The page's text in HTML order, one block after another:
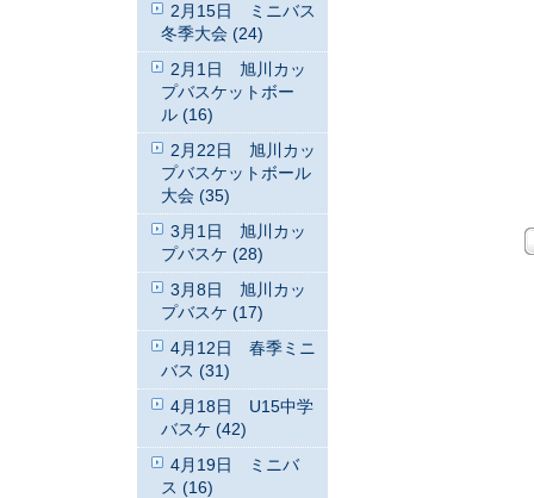
2月15日 ミニバス
冬季大会 (24)
2月1日 旭川カッ
プバスケットボー
ル (16)
2月22日 旭川カッ
プバスケットボール
大会 (35)
3月1日 旭川カッ
プバスケ (28)
3月8日 旭川カッ
プバスケ (17)
4月12日 春季ミニ
バス (31)
4月18日 U15中学
バスケ (42)
4月19日 ミニバ
ス (16)